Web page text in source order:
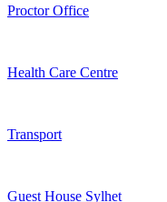
Proctor Office
Health Care Centre
Transport
Guest House Sylhet